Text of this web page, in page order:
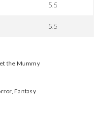
5.5
5.5
the Mummy
Fantasy